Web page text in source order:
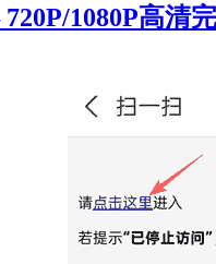
1080P高清